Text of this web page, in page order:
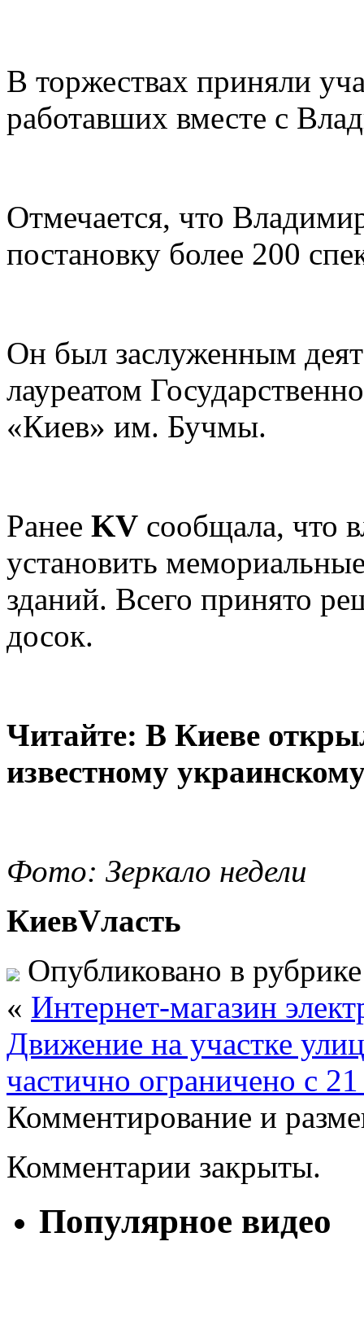
В торжествах приняли
работавших вместе с
Отмечается, что
постановку более 200
Он был заслуженным
лауреатом
«Киев» им. Бучмы.
Ранее KV сообщала, что
установить
зданий. Всего принято
досок.
Читайте: В Киеве
известному
Фото: Зеркало недели
КиевVласть
Опубликовано в
« Интернет-магазин
Движение на участке
частично ограничено с
Комментирование и
Комментарии закрыты.
Популярное видео